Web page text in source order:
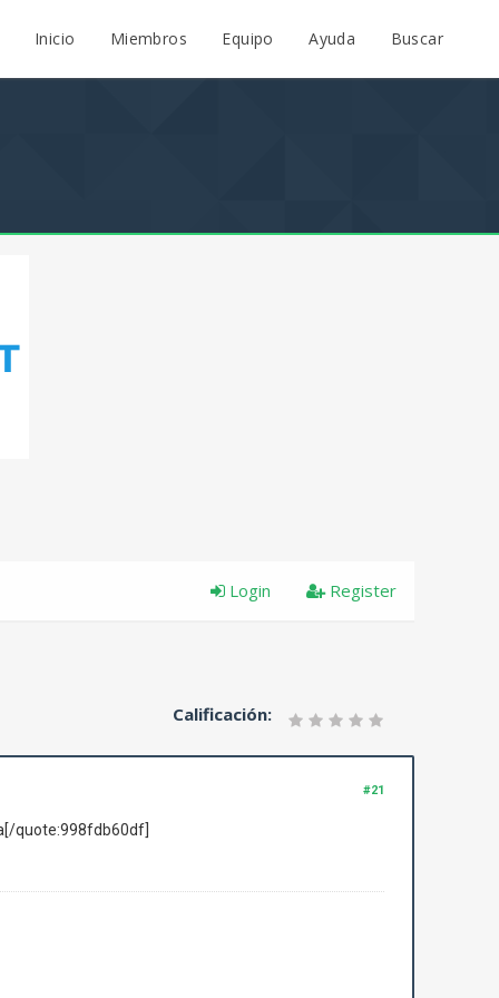
Inicio Miembros Equipo Ayuda Buscar
Register
Login
Calificación:
#21
quote:998fdb60df]